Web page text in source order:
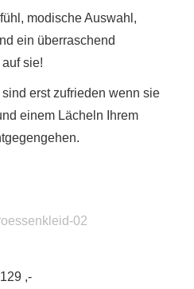
modische Auswahl,
ein überraschend
sie!
erst zufrieden wenn sie
einem Lächeln Ihrem
129 ,-